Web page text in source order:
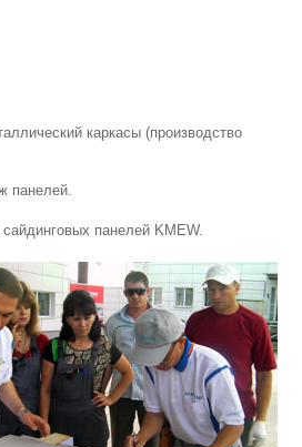
каркасы (производство
панелей.
панелей KMEW.